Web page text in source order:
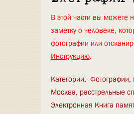
В этой части вы можете
заметку о человеке,
фотографии или
Инструкцию.
Категории: Фотографии
Москва, расстрельные
Электронная Книга